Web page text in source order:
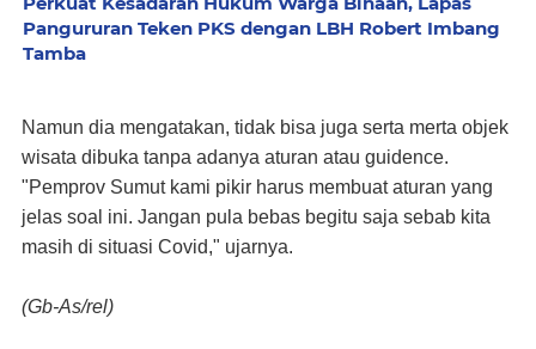
Pangururan Teken PKS dengan LBH Robert Imbang
Tamba
Namun dia mengatakan, tidak bisa juga serta merta objek
wisata dibuka tanpa adanya aturan atau guidence.
"Pemprov Sumut kami pikir harus membuat aturan yang
jelas soal ini. Jangan pula bebas begitu saja sebab kita
masih di situasi Covid," ujarnya.
(Gb-As/rel)